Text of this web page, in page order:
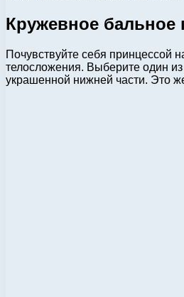
Кружевное бальное
Почувствуйте себя принцессой
телосложения. Выберите один
украшенной нижней части. Это